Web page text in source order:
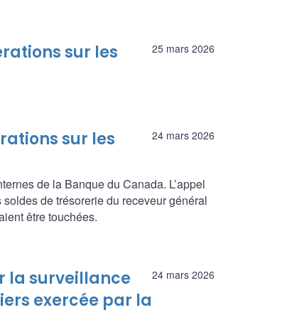
25 mars 2026
sur les
24 mars 2026
sur les
de la Banque du Canada. L’appel
de trésorerie du receveur général
être touchées.
24 mars 2026
la surveillance
exercée par la